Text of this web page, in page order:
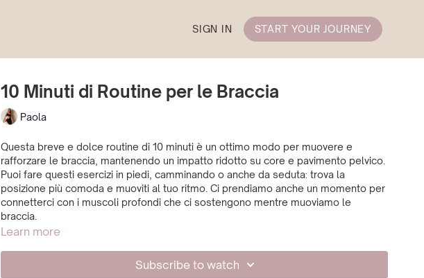
SIGN IN START YOUR JOURNEY
10 Minuti di Routine per le Braccia
Paola
Questa breve e dolce routine di 10 minuti è un ottimo modo per muovere e
rafforzare le braccia, mantenendo un impatto ridotto su core e pavimento pelvico.
Puoi fare questi esercizi in piedi, camminando o anche da seduta: trova la
posizione più comoda e muoviti al tuo ritmo. Ci prendiamo anche un momento per
connetterci con i muscoli profondi che ci sostengono mentre muoviamo le
braccia.
Learn more
Subscribe to watch